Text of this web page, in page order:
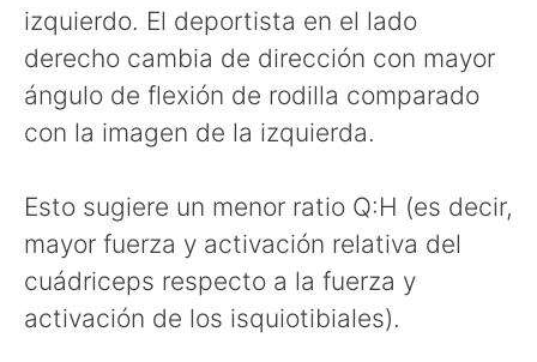
izquierdo. El deportista en el lado
derecho cambia de dirección con mayor
ángulo de flexión de rodilla comparado
con la imagen de la izquierda.
Esto sugiere un menor ratio Q:H (es decir,
mayor fuerza y activación relativa del
cuádriceps respecto a la fuerza y
activación de los isquiotibiales).